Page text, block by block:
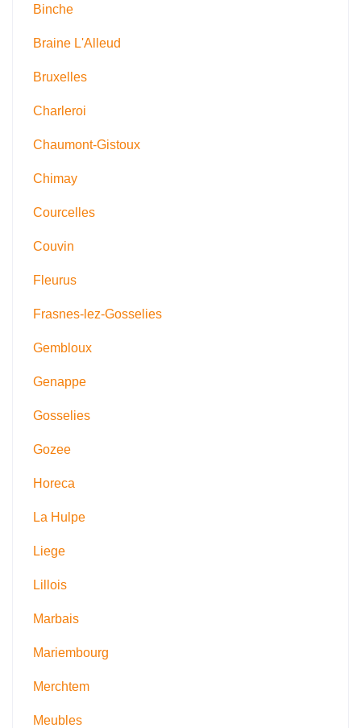
Binche
Braine L'Alleud
Bruxelles
Charleroi
Chaumont-Gistoux
Chimay
Courcelles
Couvin
Fleurus
Frasnes-lez-Gosselies
Gembloux
Genappe
Gosselies
Gozee
Horeca
La Hulpe
Liege
Lillois
Marbais
Mariembourg
Merchtem
Meubles